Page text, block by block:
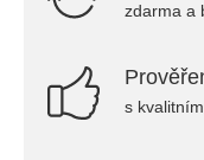
zdarma a
s